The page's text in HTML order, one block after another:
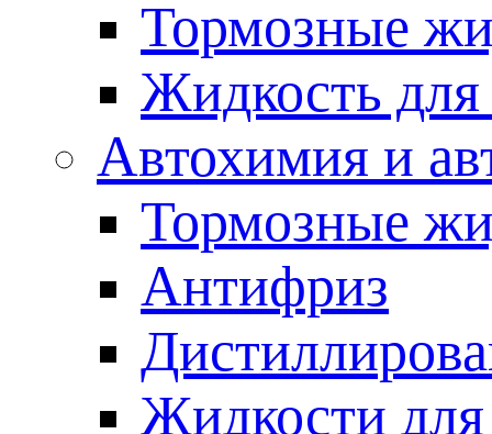
Тормозные
Жидкость
Автохимия и
Тормозные
Антифриз
Жидкости для